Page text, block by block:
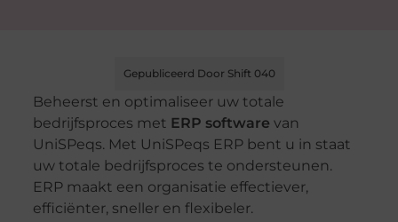
Gepubliceerd Door Shift 040
Beheerst en optimaliseer uw totale
bedrijfsproces met ERP software van
UniSPeqs. Met UniSPeqs ERP bent u in staat
uw totale bedrijfsproces te ondersteunen.
ERP maakt een organisatie effectiever,
efficiënter, sneller en flexibeler.